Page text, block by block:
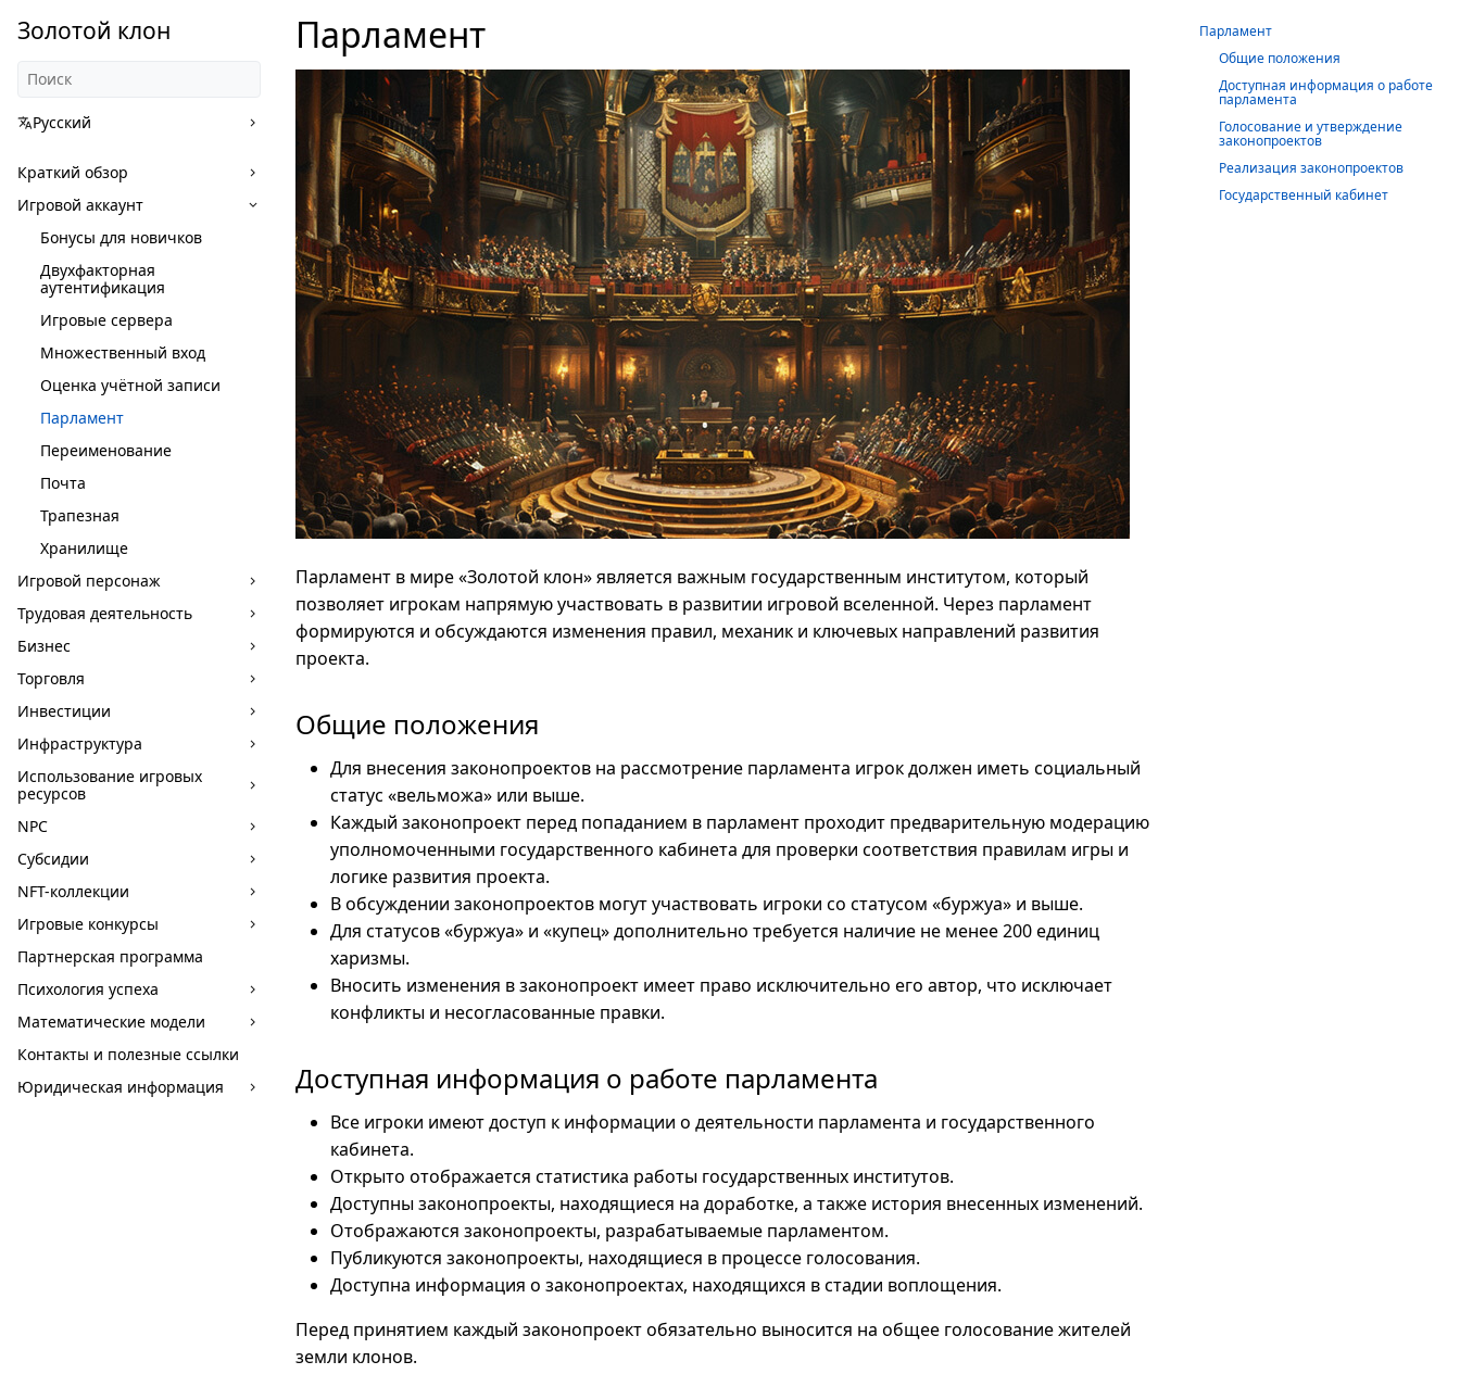
Золотой клон
Русский
Краткий обзор
Игровой аккаунт
Бонусы для новичков
Двухфакторная
аутентификация
Игровые сервера
Множественный вход
Оценка учётной записи
Парламент
Переименование
Почта
Трапезная
Хранилище
Игровой персонаж
Трудовая деятельность
Бизнес
Торговля
Инвестиции
Инфраструктура
Использование игровых
ресурсов
NPC
Субсидии
NFT-коллекции
Игровые конкурсы
Партнерская программа
Психология успеха
Математические модели
Контакты и полезные ссылки
Юридическая информация
Парламент
Парламент в мире «Золотой клон» является важным государственным институтом, который
позволяет игрокам напрямую участвовать в развитии игровой вселенной. Через парламент
формируются и обсуждаются изменения правил, механик и ключевых направлений развития
проекта.
Общие положения
Для внесения законопроектов на рассмотрение парламента игрок должен иметь социальный
статус «вельможа» или выше.
Каждый законопроект перед попаданием в парламент проходит предварительную модерацию
уполномоченными государственного кабинета для проверки соответствия правилам игры и
логике развития проекта.
В обсуждении законопроектов могут участвовать игроки со статусом «буржуа» и выше.
Для статусов «буржуа» и «купец» дополнительно требуется наличие не менее 200 единиц
харизмы.
Вносить изменения в законопроект имеет право исключительно его автор, что исключает
конфликты и несогласованные правки.
Доступная информация о работе парламента
Все игроки имеют доступ к информации о деятельности парламента и государственного
кабинета.
Открыто отображается статистика работы государственных институтов.
Доступны законопроекты, находящиеся на доработке, а также история внесенных изменений.
Отображаются законопроекты, разрабатываемые парламентом.
Публикуются законопроекты, находящиеся в процессе голосования.
Доступна информация о законопроектах, находящихся в стадии воплощения.
Перед принятием каждый законопроект обязательно выносится на общее голосование жителей
земли клонов.
Парламент
Общие положения
Доступная информация о работе
парламента
Голосование и утверждение
законопроектов
Реализация законопроектов
Государственный кабинет